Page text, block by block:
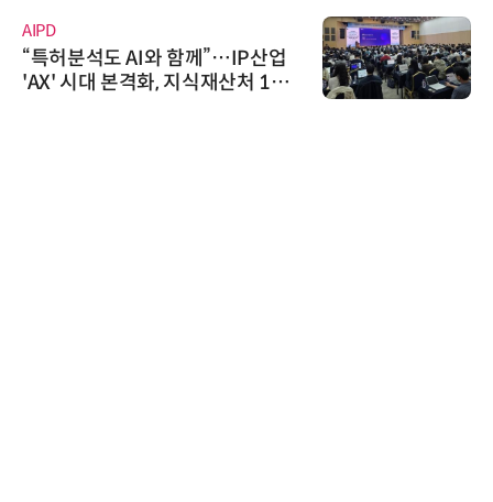
AIPD
“특허분석도 AI와 함께”…IP산업
'AX' 시대 본격화, 지식재산처 1호